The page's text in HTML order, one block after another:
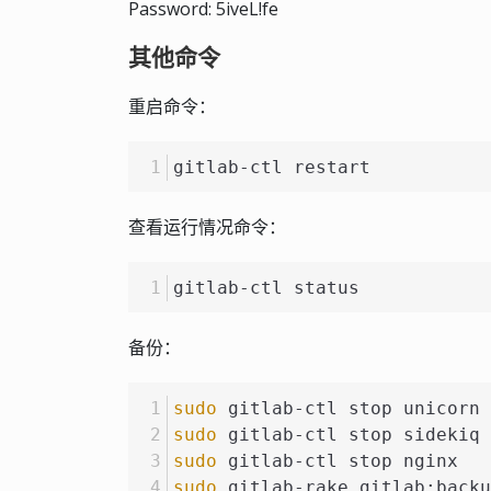
Password: 5iveL!fe
其他命令
重启命令：
gitlab-ctl restart
查看运行情况命令：
gitlab-ctl status
备份：
sudo gitlab-ctl stop unicorn
sudo gitlab-ctl stop sidekiq
sudo gitlab-ctl stop nginx